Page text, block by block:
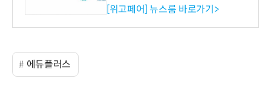
시엄 선정
[위고페어] 뉴스룸 바로가기>
에듀플러스